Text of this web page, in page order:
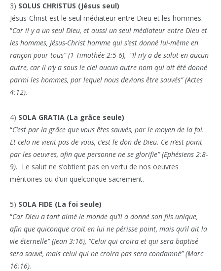
3) SOLUS CHRISTUS (Jésus seul)
Jésus-Christ est le seul médiateur entre Dieu et les hommes.
“Car il y a un seul Dieu, et aussi un seul médiateur entre Dieu et
les hommes, Jésus-Christ homme qui s’est donné lui-même en
rançon pour tous” (1 Timothée 2:5-6), “Il n’y a de salut en aucun
autre, car il n’y a sous le ciel aucun autre nom qui ait été donné
parmi les hommes, par lequel nous devions être sauvés” (Actes
4:12).
4) SOLA GRATIA (La grâce seule)
“C’est par la grâce que vous êtes sauvés, par le moyen de la foi.
Et cela ne vient pas de vous, c’est le don de Dieu. Ce n’est point
par les oeuvres, afin que personne ne se glorifie” (Ephésiens 2:8-
9). Le salut ne s’obtient pas en vertu de nos oeuvres
méritoires ou d’un quelconque sacrement.
5) SOLA FIDE (La foi seule)
“Car Dieu a tant aimé le monde qu’il a donné son fils unique,
afin que quiconque croit en lui ne périsse point, mais qu’il ait la
vie éternelle” (Jean 3:16), “Celui qui croira et qui sera baptisé
sera sauvé, mais celui qui ne croira pas sera condamné” (Marc
16:16).